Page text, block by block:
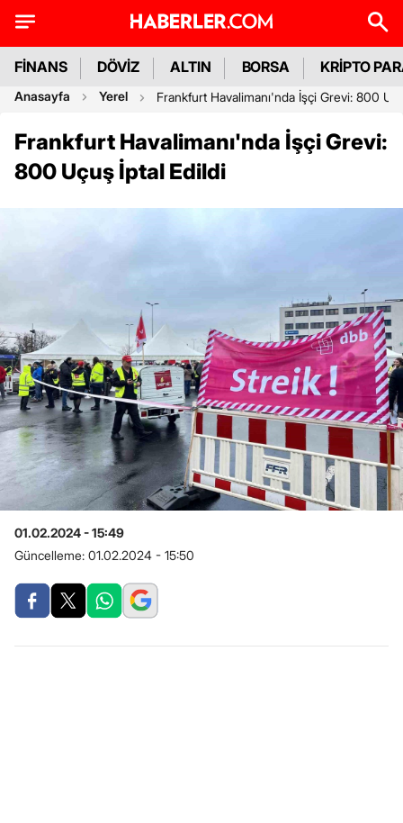
FİNANS DÖVİZ ALTIN BORSA KRİPTO
Anasayfa Yerel Frankfurt Havalimanı'nda İşçi Grevi: 800
Frankfurt Havalimanı'nda İşçi Grevi:
800 Uçuş İptal Edildi
01.02.2024 - 15:49
Güncelleme: 01.02.2024 - 15:50